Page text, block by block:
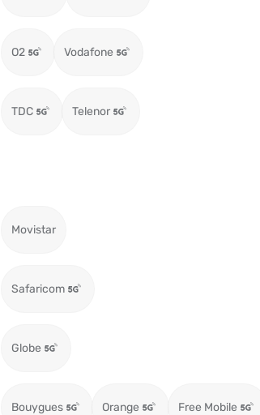
O2 Vodafone
TDC Telenor
Movistar
Safaricom
Globe
Bouygues Orange Free Mobile